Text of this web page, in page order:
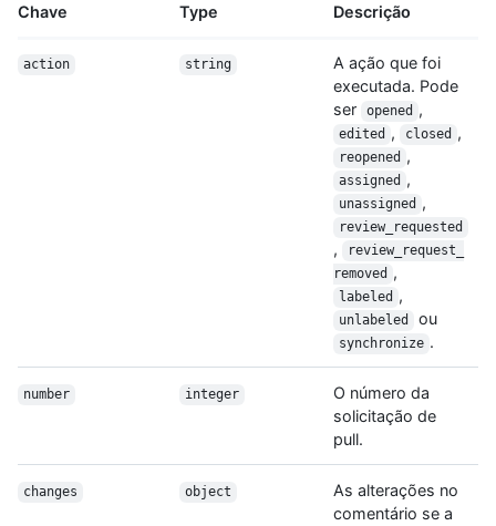
Chave Type Descrição
action string
A ação que foi
executada. Pode
ser
opened ,
edited , closed ,
reopened ,
assigned ,
unassigned ,
review_requested
,
review_request_
removed ,
labeled ,
unlabeled ou
synchronize .
number integer
O número da
solicitação de
pull.
changes object
As alterações no
comentário se a